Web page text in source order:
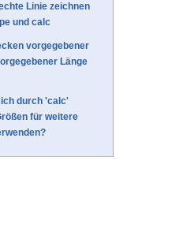
Linie zeichnen
und calc
vorgegebener
Länge
ich durch 'calc'
für weitere